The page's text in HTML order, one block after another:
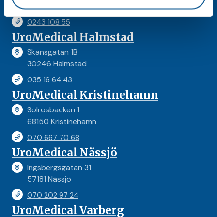
78473 Borlänge
0243 108 55
UroMedical Halmstad
Skansgatan 1B
30246 Halmstad
035 16 64 43
UroMedical Kristinehamn
Solrosbacken 1
68150 Kristinehamn
070 667 70 68
UroMedical Nässjö
Ingsbergsgatan 31
57181 Nässjö
070 202 97 24
UroMedical Varberg